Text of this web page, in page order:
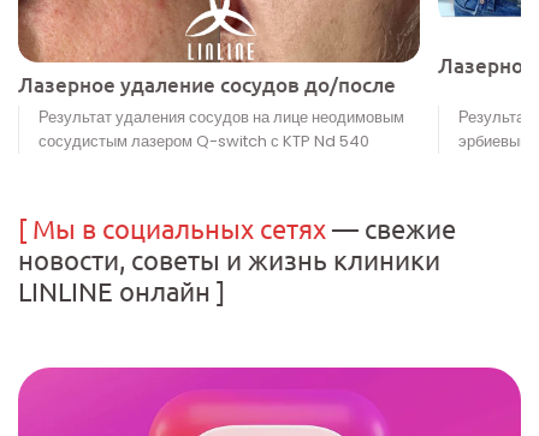
Лазерное удаление сосудов до/после
Результат удаления сосудов на лице неодимовым
сосудистым лазером Q-switch с KTP Nd 540
эрбиевым
[ Мы в социальных сетях — свежие
новости, советы и жизнь клиники
LINLINE онлайн ]